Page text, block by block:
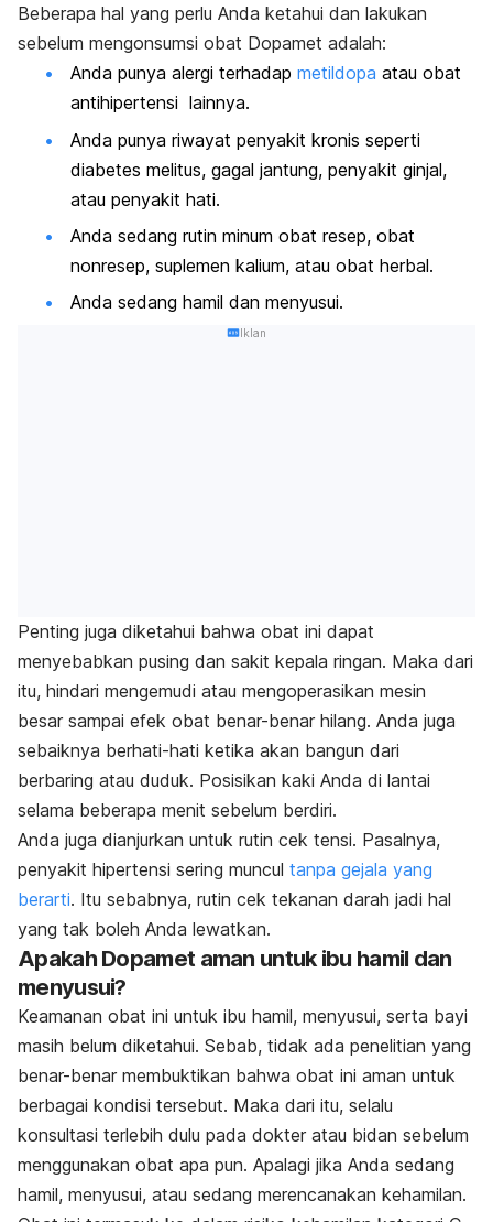
Beberapa hal yang perlu Anda ketahui dan lakukan
sebelum mengonsumsi obat Dopamet adalah:
Anda punya alergi terhadap metildopa atau obat
antihipertensi lainnya.
Anda punya riwayat penyakit kronis seperti
diabetes melitus, gagal jantung, penyakit ginjal,
atau penyakit hati.
Anda sedang rutin minum obat resep, obat
nonresep, suplemen kalium, atau obat herbal.
Anda sedang hamil dan menyusui.
Iklan
Penting juga diketahui bahwa obat ini dapat
menyebabkan pusing dan sakit kepala ringan. Maka dari
itu, hindari mengemudi atau mengoperasikan mesin
besar sampai efek obat benar-benar hilang. Anda juga
sebaiknya berhati-hati ketika akan bangun dari
berbaring atau duduk. Posisikan kaki Anda di lantai
selama beberapa menit sebelum berdiri.
Anda juga dianjurkan untuk rutin cek tensi. Pasalnya,
penyakit hipertensi sering muncul tanpa gejala yang
berarti. Itu sebabnya, rutin cek tekanan darah jadi hal
yang tak boleh Anda lewatkan.
Apakah Dopamet aman untuk ibu hamil dan
menyusui?
Keamanan obat ini untuk ibu hamil, menyusui, serta bayi
masih belum diketahui. Sebab, tidak ada penelitian yang
benar-benar membuktikan bahwa obat ini aman untuk
berbagai kondisi tersebut. Maka dari itu, selalu
konsultasi terlebih dulu pada dokter atau bidan sebelum
menggunakan obat apa pun. Apalagi jika Anda sedang
hamil, menyusui, atau sedang merencanakan kehamilan.